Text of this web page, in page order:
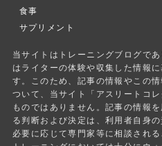
食事
サプリメント
当サイトはトレーニングブログで
はライターの体験や収集した情報
す。このため、記事の情報やこの
ついて、当サイト「アスリートコ
ものではありません。記事の情報
る判断および決定は、利用者自身
必要に応じて専門家等に相談され